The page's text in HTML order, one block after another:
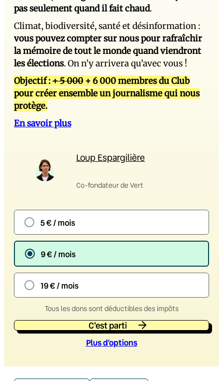
pas seulement quand il fait chaud.
Climat, biodiversité, santé et désinformation :
vous pouvez compter sur nous pour rafraîchir
la mémoire de tout le monde quand viendront
les élections. On n’y arrivera qu’avec vous !
Objectif :+ 5 000 + 6 000 membres du Club
pour créer ensemble un journalisme qui nous
protège.
En savoir plus
Loup Espargilière
Co-fondateur de Vert
5 € / mois
9 € / mois
19 € / mois
Tous les dons sont déductibles des impôts
C'est parti
Plus d’options